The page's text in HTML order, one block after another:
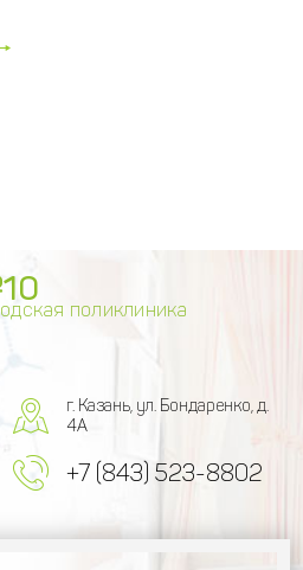
поликлиника
г. Казань, ул. Бондаренко, д.
4А
+7 (843) 523-8802